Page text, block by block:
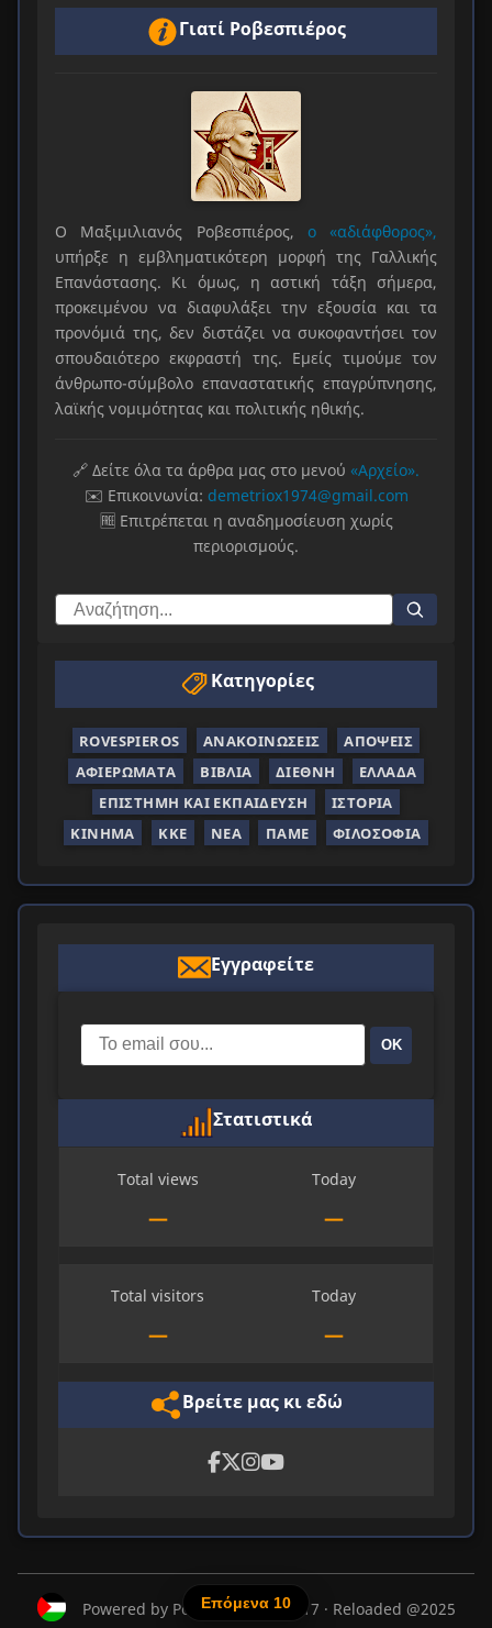
Γιατί Ροβεσπιέρος
Ο Μαξιμιλιανός Ροβεσπιέρος, ο «αδιάφθορος»,
υπήρξε η εμβληματικότερη μορφή της Γαλλικής
Επανάστασης. Κι όμως, η αστική τάξη σήμερα,
προκειμένου να διαφυλάξει την εξουσία και τα
προνόμιά της, δεν διστάζει να συκοφαντήσει τον
σπουδαιότερο εκφραστή της. Εμείς τιμούμε τον
άνθρωπο-σύμβολο επαναστατικής επαγρύπνησης,
λαϊκής νομιμότητας και πολιτικής ηθικής.
🔗 Δείτε όλα τα άρθρα μας στο μενού «Αρχείο».
✉️ Επικοινωνία: demetriox1974@gmail.com
🆓 Επιτρέπεται η αναδημοσίευση χωρίς
περιορισμούς.
Κατηγορίες
ROVESPIEROS ΑΝΑΚΟΙΝΏΣΕΙΣ
ΑΠΌΨΕΙΣ
ΑΦΙΕΡΏΜΑΤΑ
ΒΙΒΛΊΑ ΔΙΕΘΝΉ
ΕΛΛΆΔΑ
ΕΠΙΣΤΉΜΗ ΚΑΙ ΕΚΠΑΊΔΕΥΣΗ
ΙΣΤΟΡΊΑ
ΚΊΝΗΜΑ
ΚΚΕ ΝΈΑ ΠΑΜΕ ΦΙΛΟΣΟΦΊΑ
Εγγραφείτε
ΟΚ
Στατιστικά
Total views
—
Today
—
Total visitors
—
Today
—
Βρείτε μας κι εδώ
Powered by Ροβεσπιέρος @2017 · Reloaded @2025
Eπόμενα 10